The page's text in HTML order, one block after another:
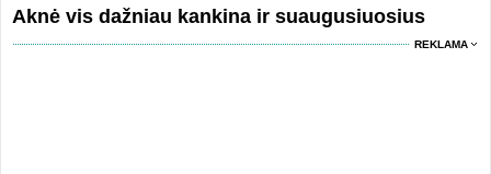
Aknė vis dažniau kankina ir suaugusiuosius
REKLAMA